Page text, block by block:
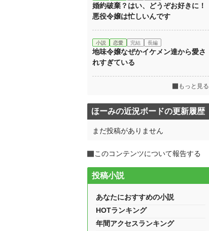
婚約破棄？はい、どうぞお好きに！
悪役令嬢は忙しいんです
小説 恋愛 完結 長編
地味令嬢なぜかイケメン達から愛さ
れすぎている
もっと見る
ほーみの近況ボードの更新履歴
まだ投稿がありません
このコンテンツについて報告する
投稿小説
あなたにおすすめの小説
HOTランキング
年間アクセスランキング